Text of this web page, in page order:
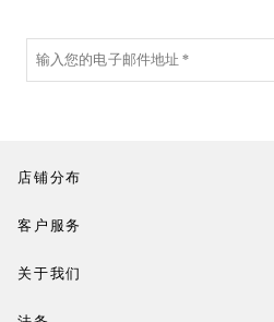
店铺分布
客户服务
关于我们